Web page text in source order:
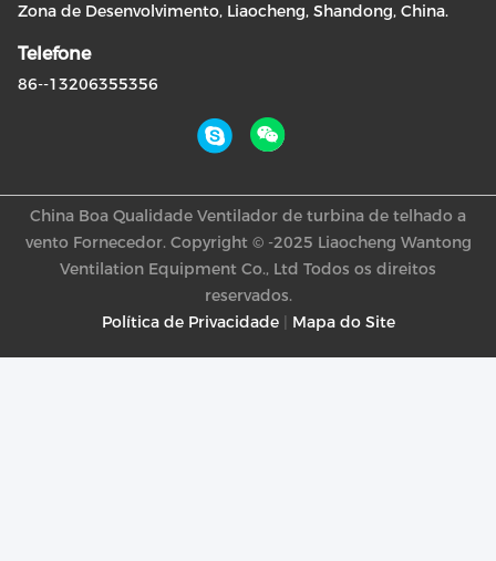
Zona de Desenvolvimento, Liaocheng, Shandong, China.
Telefone
86--13206355356
Política de Privacidade| Mapa do Site
China Boa Qualidade Ventilador de turbina de telhado a
vento Fornecedor. Copyright © -2025 Liaocheng Wantong
Ventilation Equipment Co., Ltd Todos os direitos
reservados.